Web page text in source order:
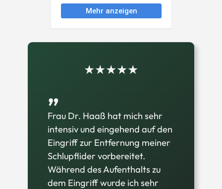
★★★★★
„
Frau Dr. Haaß ist eine ehrliche,
sehr kompetente Ärztin. Sie
setzt sich für ihre Patienten zu
100% ein. Sie ist sehr
sympathisch, man fühlt sich bei
ihr direkt wohl. Sie berät sehr